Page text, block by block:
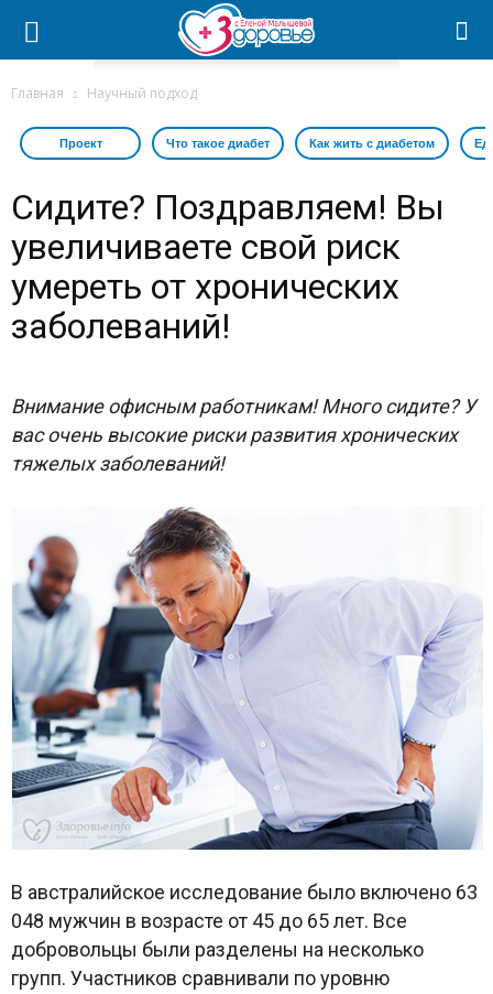
Главная Научный подход
Проект Что такое диабет Как жить с диабетом
Сидите? Поздравляем! Вы
увеличиваете свой риск
умереть от хронических
заболеваний!
Внимание офисным работникам! Много сидите? У
вас очень высокие риски развития хронических
тяжелых заболеваний!
В австралийское исследование было включено 63
048 мужчин в возрасте от 45 до 65 лет. Все
добровольцы были разделены на несколько
групп. Участников сравнивали по уровню